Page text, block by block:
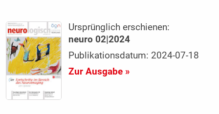
Ursprünglich erschienen:
neuro 02|2024
Publikationsdatum: 2024-07-18
Zur Ausgabe »